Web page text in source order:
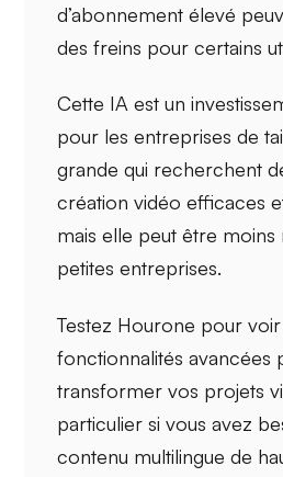
d’abonnement élevé
des freins pour certains
Cette IA est un
pour lesentreprises de
grande qui recherchent
création vidéo efficaces
mais elle peut être
petites entreprises.
Testez Hourone pour
fonctionnalités avancées
transformer vos projets
particulier si vous avez
contenu multilingue de